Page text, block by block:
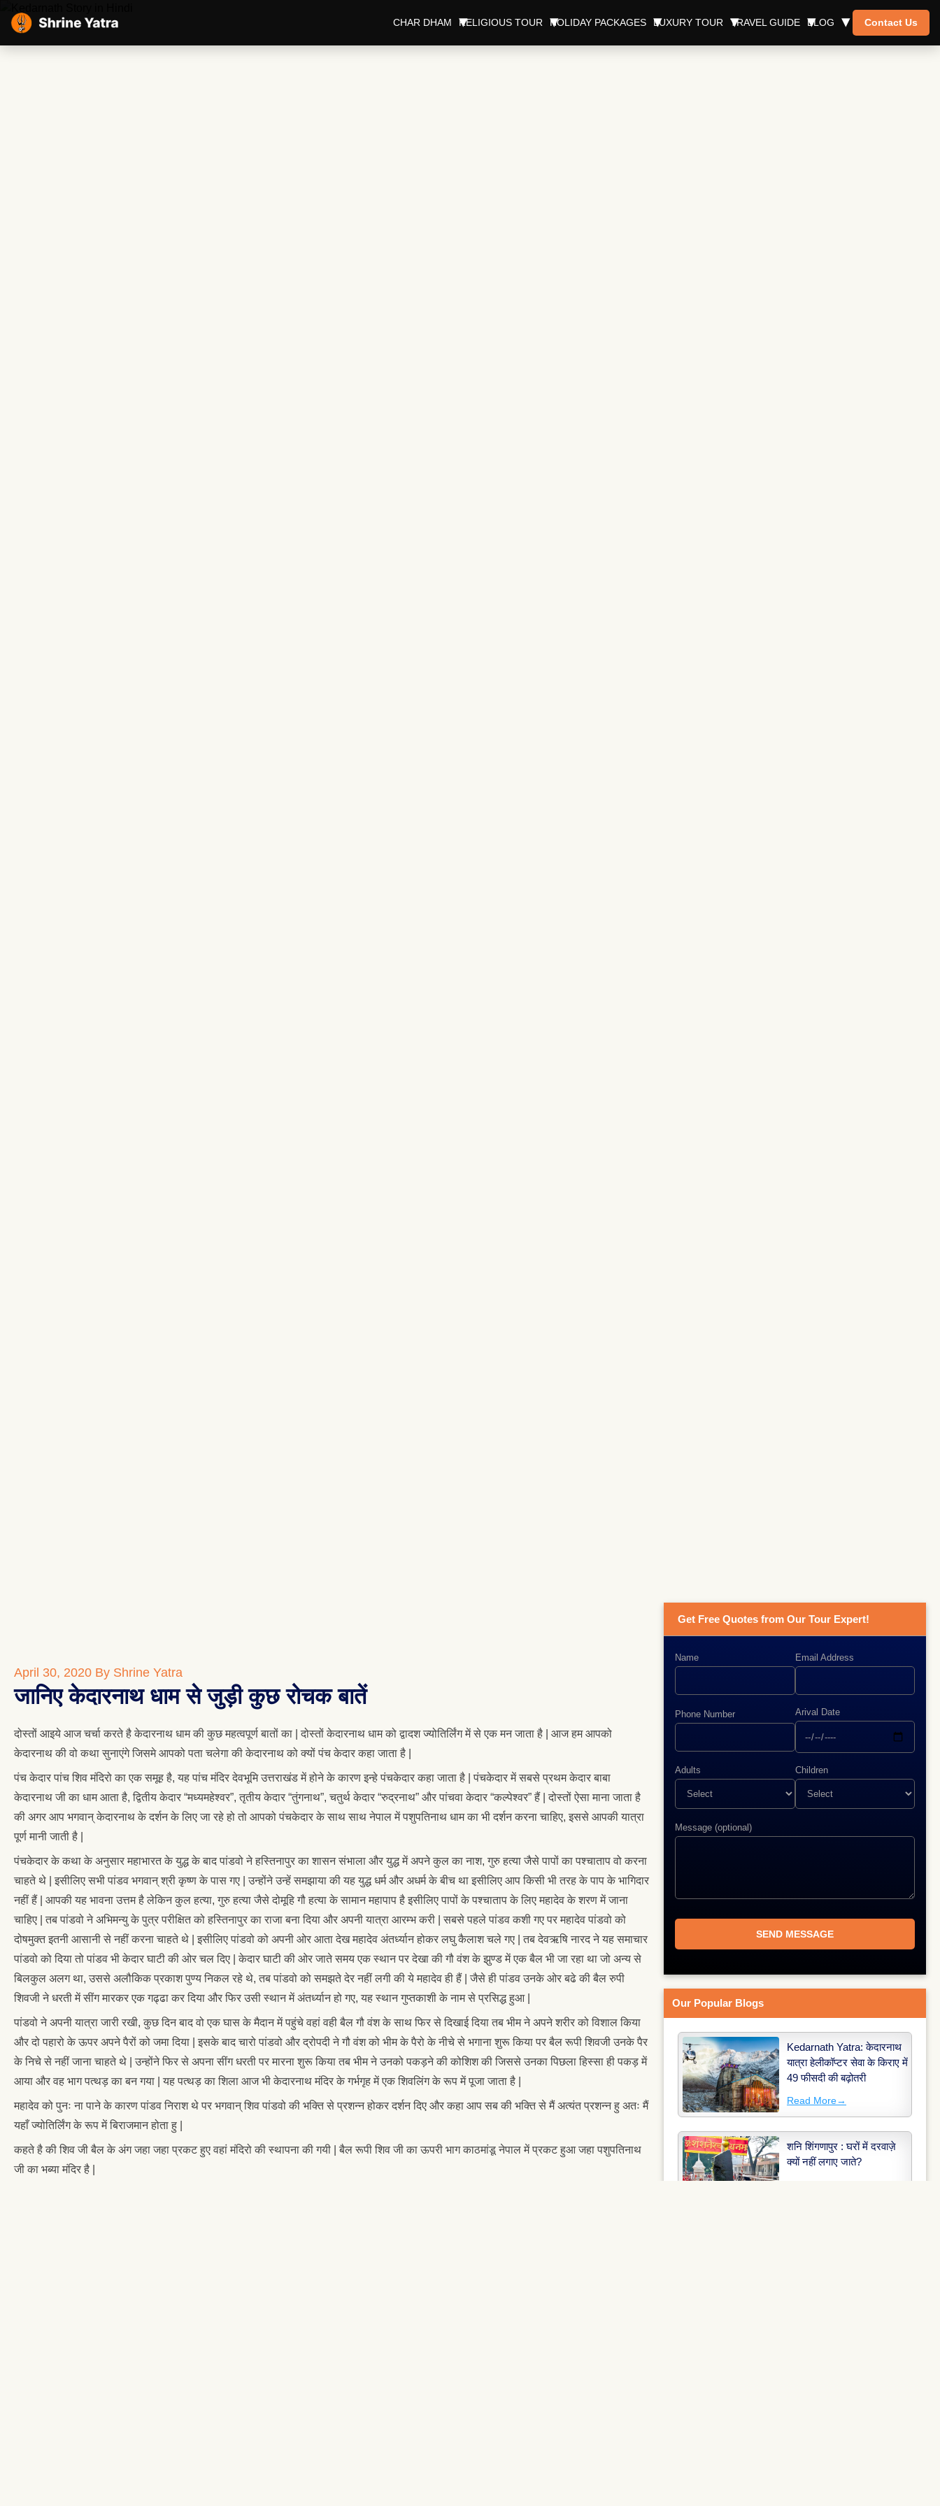
CHAR DHAM RELIGIOUS TOUR HOLIDAY PACKAGES LUXURY TOUR TRAVEL GUIDE BLOG Contact Us
April 30, 2020 By Shrine Yatra
जानिए केदारनाथ धाम से जुड़ी कुछ रोचक बातें
दोस्तों आइये आज चर्चा करते है केदारनाथ धाम की कुछ महत्वपूर्ण बातों का | दोस्तों केदारनाथ धाम को द्वादश ज्योतिर्लिंग में से एक मन जाता है | आज हम आपको
केदारनाथ की वो कथा सुनाएंगे जिसमे आपको पता चलेगा की केदारनाथ को क्यों पंच केदार कहा जाता है |
पंच केदार पांच शिव मंदिरो का एक समूह है, यह पांच मंदिर देवभूमि उत्तराखंड में होने के कारण इन्हे पंचकेदार कहा जाता है | पंचकेदार में सबसे प्रथम केदार बाबा
केदारनाथ जी का धाम आता है, द्वितीय केदार “मध्यमहेश्वर”, तृतीय केदार “तुंगनाथ”, चतुर्थ केदार “रुद्रनाथ” और पांचवा केदार “कल्पेश्वर” हैं | दोस्तों ऐसा माना जाता है
की अगर आप भगवान् केदारनाथ के दर्शन के लिए जा रहे हो तो आपको पंचकेदार के साथ साथ नेपाल में पशुपतिनाथ धाम का भी दर्शन करना चाहिए, इससे आपकी यात्रा
पूर्ण मानी जाती है |
पंचकेदार के कथा के अनुसार महाभारत के युद्ध के बाद पांडवो ने हस्तिनापुर का शासन संभाला और युद्ध में अपने कुल का नाश, गुरु हत्या जैसे पापों का पश्चाताप वो करना
चाहते थे | इसीलिए सभी पांडव भगवान् श्री कृष्ण के पास गए | उन्होंने उन्हें समझाया की यह युद्ध धर्म और अधर्म के बीच था इसीलिए आप किसी भी तरह के पाप के भागिदार
नहीं हैं | आपकी यह भावना उत्तम है लेकिन कुल हत्या, गुरु हत्या जैसे दोमूहि गौ हत्या के सामान महापाप है इसीलिए पापों के पश्चाताप के लिए महादेव के शरण में जाना
चाहिए | तब पांडवो ने अभिमन्यु के पुत्र परीक्षित को हस्तिनापुर का राजा बना दिया और अपनी यात्रा आरम्भ करी | सबसे पहले पांडव कशी गए पर महादेव पांडवो को
दोषमुक्त इतनी आसानी से नहीं करना चाहते थे | इसीलिए पांडवो को अपनी ओर आता देख महादेव अंतर्ध्यान होकर लघु कैलाश चले गए | तब देवऋषि नारद ने यह समाचार
पांडवो को दिया तो पांडव भी केदार घाटी की ओर चल दिए | केदार घाटी की ओर जाते समय एक स्थान पर देखा की गौ वंश के झुण्ड में एक बैल भी जा रहा था जो अन्य से
बिलकुल अलग था, उससे अलौकिक प्रकाश पुण्य निकल रहे थे, तब पांडवो को समझते देर नहीं लगी की ये महादेव ही हैं | जैसे ही पांडव उनके ओर बढे की बैल रुपी
शिवजी ने धरती में सींग मारकर एक गढ्ढा कर दिया और फिर उसी स्थान में अंतर्ध्यान हो गए, यह स्थान गुप्तकाशी के नाम से प्रसिद्ध हुआ |
पांडवो ने अपनी यात्रा जारी रखी, कुछ दिन बाद वो एक घास के मैदान में पहुंचे वहां वही बैल गौ वंश के साथ फिर से दिखाई दिया तब भीम ने अपने शरीर को विशाल किया
और दो पहारो के ऊपर अपने पैरों को जमा दिया | इसके बाद चारो पांडवो और द्रोपदी ने गौ वंश को भीम के पैरो के नीचे से भगाना शुरू किया पर बैल रूपी शिवजी उनके पैर
के निचे से नहीं जाना चाहते थे | उन्होंने फिर से अपना सींग धरती पर मारना शुरू किया तब भीम ने उनको पकड़ने की कोशिश की जिससे उनका पिछला हिस्सा ही पकड़ में
आया और वह भाग पत्थड़ का बन गया | यह पत्थड़ का शिला आज भी केदारनाथ मंदिर के गर्भगृह में एक शिवलिंग के रूप में पूजा जाता है |
महादेव को पुनः ना पाने के कारण पांडव निराश थे पर भगवान् शिव पांडवो की भक्ति से प्रशन्न होकर दर्शन दिए और कहा आप सब की भक्ति से मैं अत्यंत प्रशन्न हु अतः मैं
यहाँ ज्योतिर्लिंग के रूप में बिराजमान होता हु |
कहते है की शिव जी बैल के अंग जहा जहा प्रकट हुए वहां मंदिरो की स्थापना की गयी | बैल रूपी शिव जी का ऊपरी भाग काठमांडू नेपाल में प्रकट हुआ जहा पशुपतिनाथ
जी का भब्या मंदिर है |
Get Free Quotes from Our Tour Expert!
Name Email Address
Phone Number Arival Date
Adults Children
Message (optional)
Our Popular Blogs
Kedarnath Yatra: केदारनाथ
यात्रा हेलीकॉप्टर सेवा के किराए में
49 फीसदी की बढ़ोतरी
Read More→
शनि शिंगणापुर : घरों में दरवाज़े
क्यों नहीं लगाए जाते?